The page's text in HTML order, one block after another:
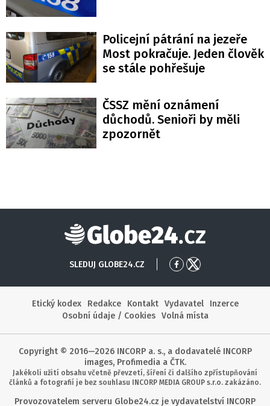
Policejní pátrání na jezeře
Most pokračuje. Jeden člověk
se stále pohřešuje
ČSSZ mění oznámení
důchodů. Senioři by měli
zpozornět
Globe24
SLEDUJ GLOBE24.CZ
Přejít
Facebook
Přejít
X
Etický kodex
Redakce Kontakt Vydavatel
Inzerce
Osobní údaje / Cookies
Volná místa
Copyright © 2016—2026 INCORP a. s., a dodavatelé INCORP
images, Profimedia a ČTK.
Jakékoli užití obsahu včetně převzetí, šíření či dalšího zpřístupňování
článků a fotografií je bez souhlasu INCORP MEDIA GROUP s.r.o. zakázáno.
Provozovatelem serveru Globe24.cz je vydavatelství INCORP